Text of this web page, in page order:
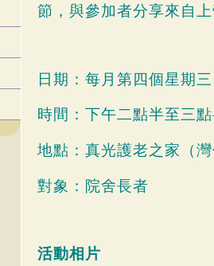
節，與參加者分享來自
日期：每月第四個星期
時間：下午二點半至三
地點：真光護老之家（
對象：院舍長者
活動相片